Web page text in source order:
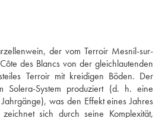
der vom Terroir Mesnil-sur-
des Blancs von der gleichlautenden
Terroir mit kreidigen Böden. Der
System produziert (d. h. eine
was den Effekt eines Jahres
sich durch seine Komplexität,